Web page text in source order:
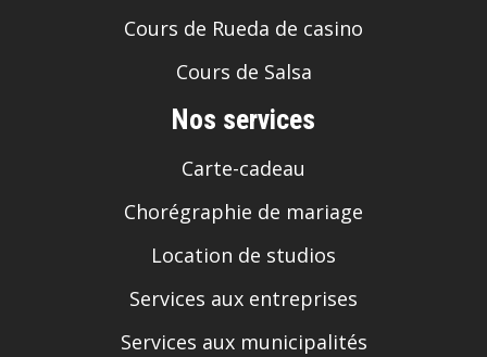
Cours de Rueda de casino
Cours de Salsa
Nos services
Carte-cadeau
Chorégraphie de mariage
Location de studios
Services aux entreprises
Services aux municipalités